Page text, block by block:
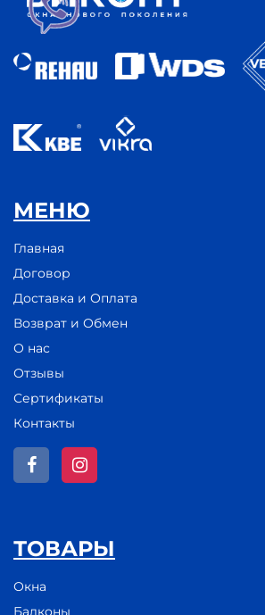
МЕНЮ
Главная
Договор
Доставка и Оплата
Возврат и Обмен
О нас
Отзывы
Сертификаты
Контакты
ТОВАРЫ
Окна